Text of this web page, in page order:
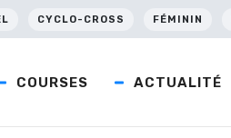
CYCLO-CROSS FÉMININ
COURSES ACTUALITÉ